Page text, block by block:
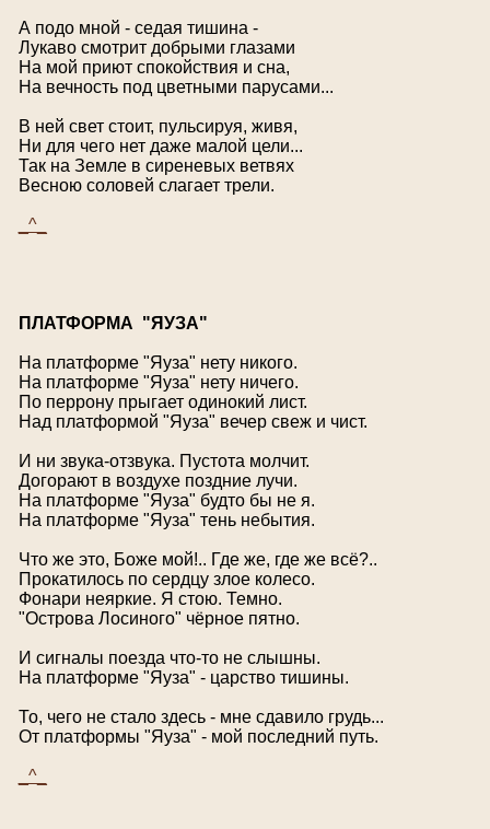
А подо мной - седая тишина -
Лукаво смотрит добрыми глазами
На мой приют спокойствия и сна,
На вечность под цветными парусами...
В ней свет стоит, пульсируя, живя,
Ни для чего нет даже малой цели...
Так на Земле в сиреневых ветвях
Весною соловей слагает трели.
_^_
ПЛАТФОРМА "ЯУЗА"
На платформе "Яуза" нету никого.
На платформе "Яуза" нету ничего.
По перрону прыгает одинокий лист.
Над платформой "Яуза" вечер свеж и чист.
И ни звука-отзвука. Пустота молчит.
Догорают в воздухе поздние лучи.
На платформе "Яуза" будто бы не я.
На платформе "Яуза" тень небытия.
Что же это, Боже мой!.. Где же, где же всё?..
Прокатилось по сердцу злое колесо.
Фонари неяркие. Я стою. Темно.
"Острова Лосиного" чёрное пятно.
И сигналы поезда что-то не слышны.
На платформе "Яуза" - царство тишины.
То, чего не стало здесь - мне сдавило грудь...
От платформы "Яуза" - мой последний путь.
_^_